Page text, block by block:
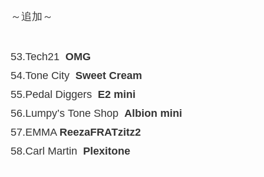
～追加～
53.Tech21 OMG
54.Tone City Sweet Cream
55.Pedal Diggers E2 mini
56.Lumpy’s Tone Shop Albion mini
57.EMMA ReezaFRATzitz2
58.Carl Martin Plexitone